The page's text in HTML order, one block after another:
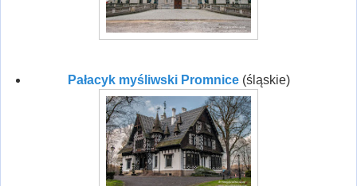
Pałacyk myśliwski Promnice(śląskie)